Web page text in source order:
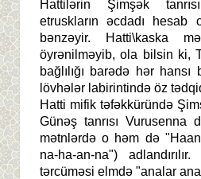
Hattilərin Şimşək
etruskların əcdadı hesab
bənzəyir. Hatti\kaska
öyrənilməyib, ola bilsin ki,
bağlılığı barədə hər
lövhələr labirintində öz
Hatti mifik təfəkküründə
Günəş tanrısı Vurusenna
mətnlərdə o həm də
na-ha-an-na") adlandırılır.
tərcüməsi elmdə "analar